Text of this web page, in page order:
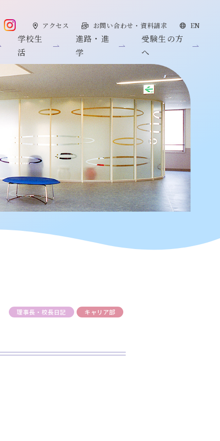
アクセス お問い合わせ・資料請求 EN
学校生
活
進路・進
学
受験生の方
へ
理事長・校長日記 キャリア部